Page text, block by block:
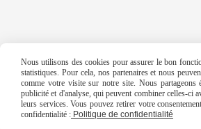
Nous utilisons des cookies pour assurer le bon
statistiques. Pour cela, nos partenaires et nous
comme votre visite sur notre site. Nous partageons
publicité et d'analyse, qui peuvent combiner celles-ci
leurs services. Vous pouvez retirer votre
confidentialité : Politique de confidentialité